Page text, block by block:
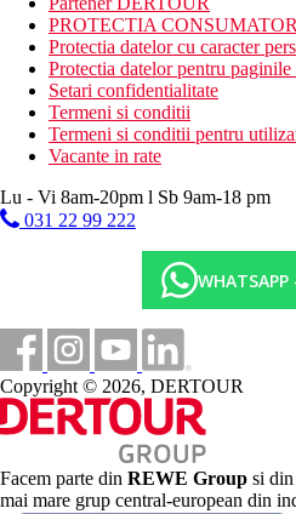
Gustare usoara de dupa-
Bauturi non-alcoolice si
Categoria oficiala
3 stele
Nota
In Grecia, exista obligatia de a
categoria de hotel. Taxa nu
platita de catre client direct la
http://www.evripidesvillage.com
Taxa turistica
Incepand cu 2025, in Grecia
climatica in functie de categoria
tariful ofertei si va fi achitata de
Noile taxe de statiune in Grecia
10.00 €. Tarifele afisate sunt pe
Distanţe
PROTECTIA
Protectia datelor cu caracter
Protectia datelor pentru paginile
Setari confidentialitate
Termeni si conditii
Termeni si conditii pentru
Vacante in rate
Lu - Vi 8am-20pm l Sb 9am-18 pm
031 22 99 222
WHATSAPP
Copyright © 2026, DERTOUR
Facem parte din REWE Group si
mai mare grup central-european din